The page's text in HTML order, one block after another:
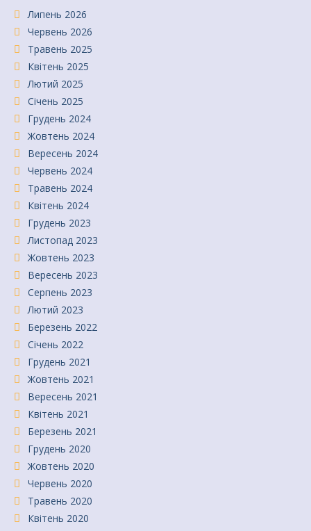
Липень 2026
Червень 2026
Травень 2025
Квітень 2025
Лютий 2025
Січень 2025
Грудень 2024
Жовтень 2024
Вересень 2024
Червень 2024
Травень 2024
Квітень 2024
Грудень 2023
Листопад 2023
Жовтень 2023
Вересень 2023
Серпень 2023
Лютий 2023
Березень 2022
Січень 2022
Грудень 2021
Жовтень 2021
Вересень 2021
Квітень 2021
Березень 2021
Грудень 2020
Жовтень 2020
Червень 2020
Травень 2020
Квітень 2020